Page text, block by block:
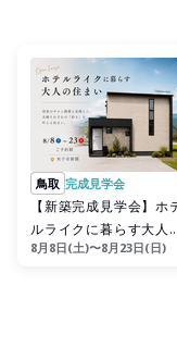
鳥取 完成見学会
【新築完成見学会】ホ
ルライクに暮らす大人の
住まい
8月8日(土)〜8月23日(日)